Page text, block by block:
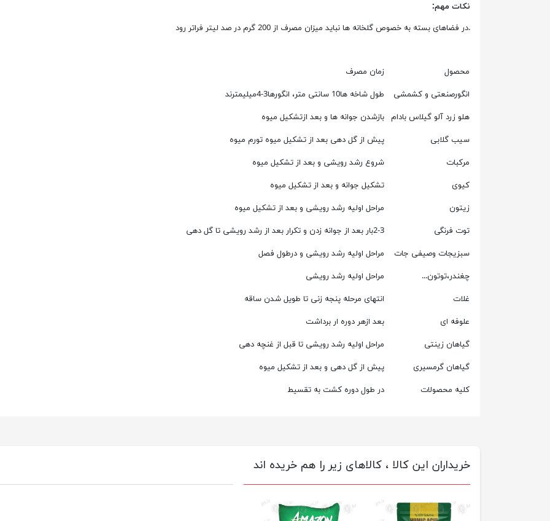
نکات مهم:
.در فضاهای بسته به خصوص گلخانه ها نباید میزان مصرف از 200 گرم در صد لیتر فراتر رود
محصول زمان مصرف
انگورصنعتی و کشمشی طول شاخه ها10 سانتی متر، انگورها3-4میلیمترند
هلو زرد آلو گیلاس بادام بازشدن جوانه ها و بعد ازتشکیل میوه
سیب گلابی پیش از گل دهی بعد از تشکیل میوه تورم میوه
مرکبات شروع رشد رویشی و بعد از تشکیل میوه
کیوی تشکیل جوانه و بعد از تشکیل میوه
زیتون مراحل اولیه رشد رویشی و بعد از تشکیل میوه
توت فرنگی 2-3بار بعد از جوانه زدن و تکرار بعد از رشد رویشی تا گل دهی
سبزیجات وصیفی جات مراحل اولیه رشد رویشی و درطول فصل
چغندر،توتون... مراحل اولیه رشد رویشی
غلات انتهای مرحله پنجه زنی تا طویل شدن ساقه
علوفه ای بعد ازهر دوره ار برداشت
گیاهان زینتی مراحل اولیه رشد رویشی تا قبل از غنچه دهی
گیاهان گرمسیری پیش از گل دهی و بعد از تشکیل میوه
کلیه محصولات در طول دوره کشت به تقسیط
خریداران این کالا ، کالاهای زیر را هم خریده اند